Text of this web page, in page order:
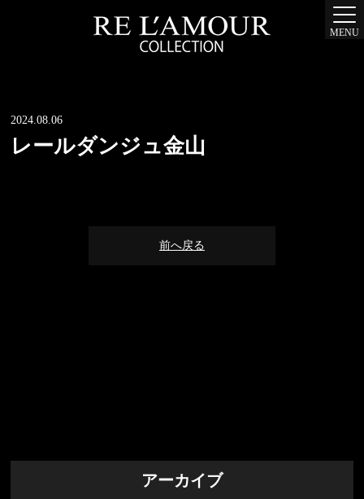
MENU
2024.08.06
レールダンジュ金山
前へ戻る
アーカイブ